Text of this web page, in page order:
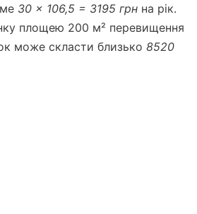
30 × 106,5 = 3195 грн на рік.
площею 200 м² перевищення
може скласти близько 8520